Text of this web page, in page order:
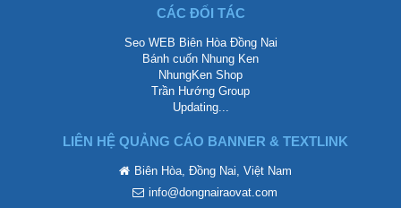
CÁC ĐỐI TÁC
Seo WEB Biên Hòa Đồng Nai
Bánh cuốn Nhung Ken
NhungKen Shop
Trần Hướng Group
Updating...
LIÊN HỆ QUẢNG CÁO BANNER & TEXTLINK
Biên Hòa, Đồng Nai, Việt Nam
info@dongnairaovat.com